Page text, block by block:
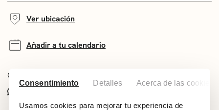
Consentimiento Detalles Acerca de las cookies
Usamos cookies para mejorar tu experiencia de
Ver ubicación
Añadir a tu calendario
Comparte este evento: